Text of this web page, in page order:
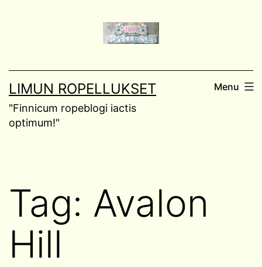
LIMUN ROPELLUKSET
"Finnicum ropeblogi iactis
optimum!"
Menu
Tag: Avalon
Hill